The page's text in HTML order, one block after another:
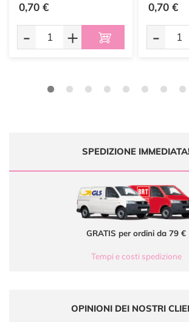
0,70 €
- +
0,70 €
-
SPEDIZIONE
GRATIS per ordini da 79 €
Tempi e costi spedizione
OPINIONI DEI NOSTRI